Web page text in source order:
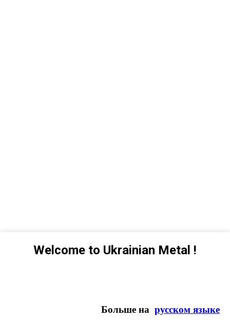
Welcome to Ukrainian Metal !
Больше на русском языке